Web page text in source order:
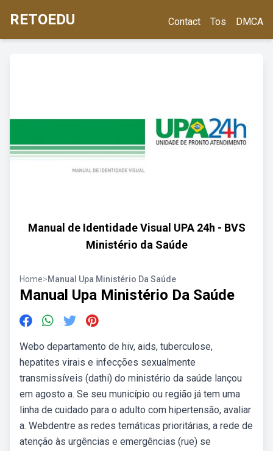
RETOEDU Contact Tos DMCA
Manual de Identidade Visual UPA 24h - BVS
Ministério da Saúde
Home>Manual Upa Ministério Da Saúde
Manual Upa Ministério Da Saúde
Webo departamento de hiv, aids, tuberculose,
hepatites virais e infecções sexualmente
transmissíveis (dathi) do ministério da saúde lançou
em agosto a. Se seu município ou região já tem uma
linha de cuidado para o adulto com hipertensão, avaliar
a. Webdentre as redes temáticas prioritárias, a rede de
atenção às urgências e emergências (rue) se